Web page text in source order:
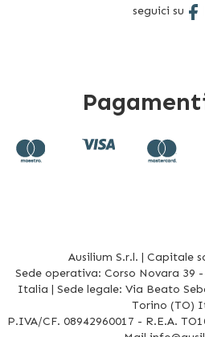
seguici su
Ausilium S.r.l. | Capitale
Sede operativa: Corso Novara 39
Italia | Sede legale: Via Beato
Torino (TO)
P.IVA/CF. 08942960017 - R.E.A.